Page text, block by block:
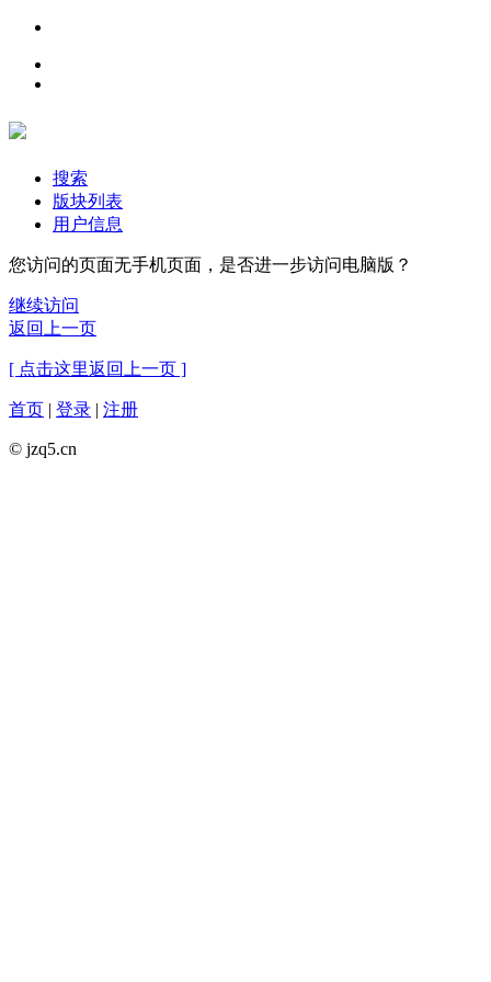
搜索
版块列表
用户信息
您访问的页面无手机页面，是否进一步访问电脑版？
继续访问
返回上一页
[ 点击这里返回上一页 ]
首页 | 登录 | 注册
© jzq5.cn